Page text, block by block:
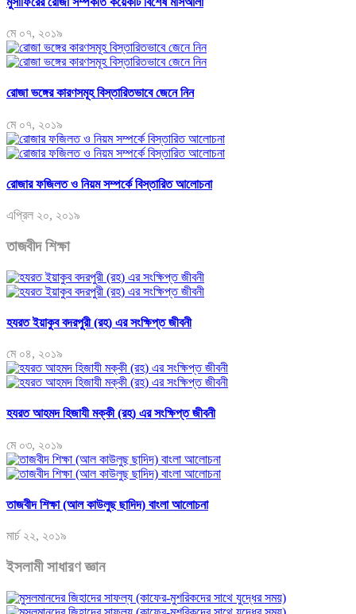
মে ০৭, ২০১৯
রোজা ভঙ্গের কারণসমূহ বিস্তারিতভাবে জেনে নিন
মে ০৭, ২০১৯
রোজার ফজিলত ও নিয়ম সম্পর্কে বিস্তারিত আলোচনা
এপ্রিল ২০, ২০১৯
তাজবীদ শিক্ষা
হযরত ইয়াকুব বদরপুরী (রহ) এর সংক্ষিপ্ত জীবনী
মে ০৪, ২০১৯
হযরত আহমদ হিজাযী মক্কী (রহ) এর সংক্ষিপ্ত জীবনী
মে ০৩, ২০১৯
তাজবীদ শিক্ষা (আল কাউলুছ ছাদিদ) বাংলা আলোচনা
মার্চ ২২, ২০১৯
ইসলামী সাধারণ জ্ঞান